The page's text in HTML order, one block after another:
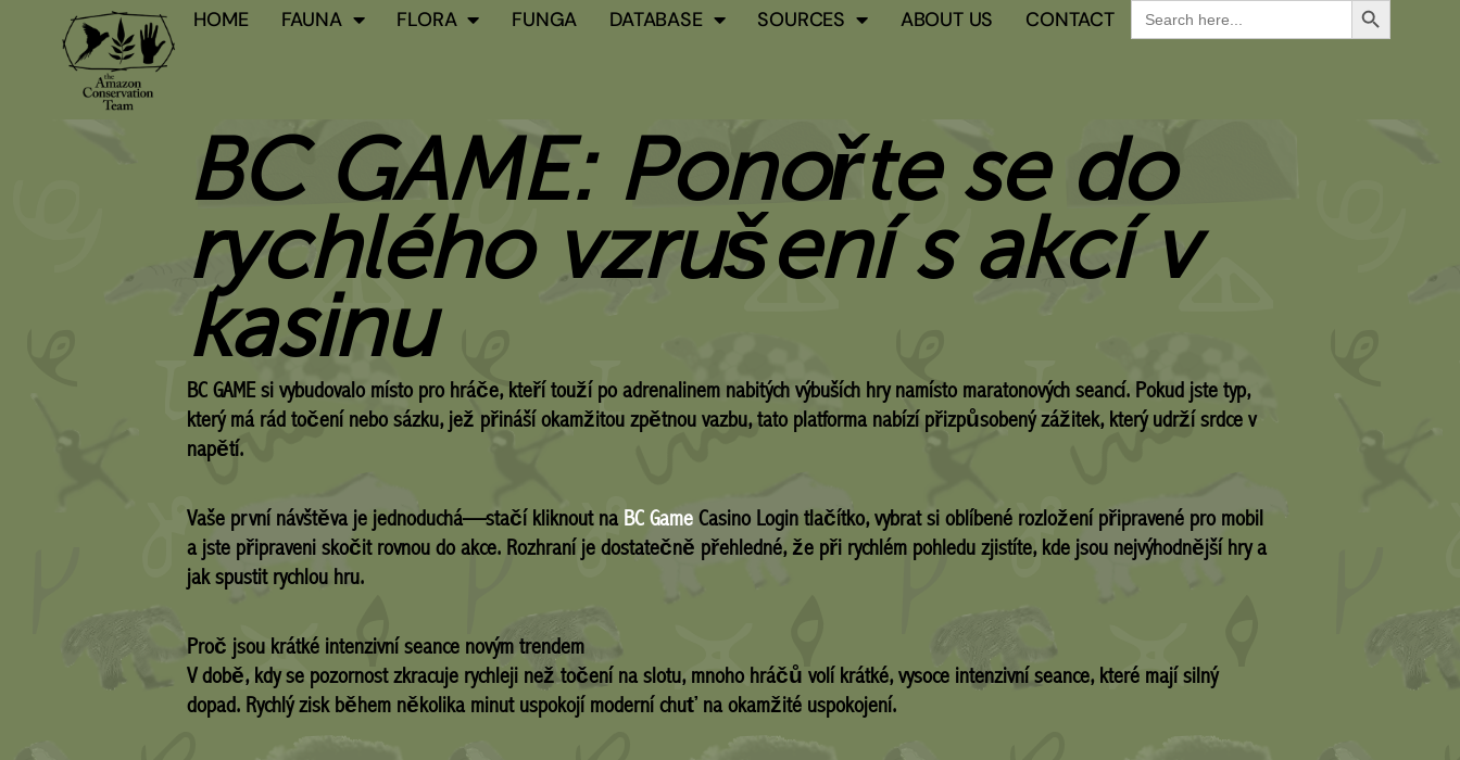
HOME FAUNA FLORA FUNGA DATABASE SOURCES ABOUT US CONTACT
Search
for:
BC GAME: Ponořte se do
rychlého vzrušení s akcí v
kasinu
BC GAME si vybudovalo místo pro hráče, kteří touží po adrenalinem nabitých výbuších hry namísto maratonových seancí. Pokud jste typ,
který má rád točení nebo sázku, jež přináší okamžitou zpětnou vazbu, tato platforma nabízí přizpůsobený zážitek, který udrží srdce v
napětí.
Vaše první návštěva je jednoduchá—stačí kliknout na BC GameCasino Login tlačítko, vybrat si oblíbené rozložení připravené pro mobil
a jste připraveni skočit rovnou do akce. Rozhraní je dostatečně přehledné, že při rychlém pohledu zjistíte, kde jsou nejvýhodnější hry a
jak spustit rychlou hru.
Proč jsou krátké intenzivní seance novým trendem
V době, kdy se pozornost zkracuje rychleji než točení na slotu, mnoho hráčů volí krátké, vysoce intenzivní seance, které mají silný
dopad. Rychlý zisk během několika minut uspokojí moderní chuť na okamžité uspokojení.